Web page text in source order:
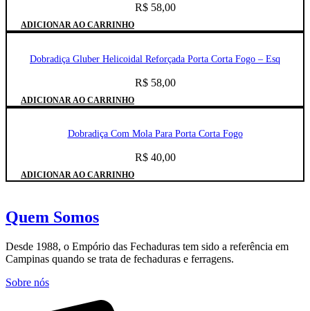
R$58,00
ADICIONAR AO CARRINHO
Dobradiça Gluber Helicoidal Reforçada Porta Corta Fogo – Esq
R$58,00
ADICIONAR AO CARRINHO
Dobradiça Com Mola Para Porta Corta Fogo
R$40,00
ADICIONAR AO CARRINHO
Quem Somos
Desde 1988, o Empório das Fechaduras tem sido a referência em
Campinas quando se trata de fechaduras e ferragens.
Sobre nós